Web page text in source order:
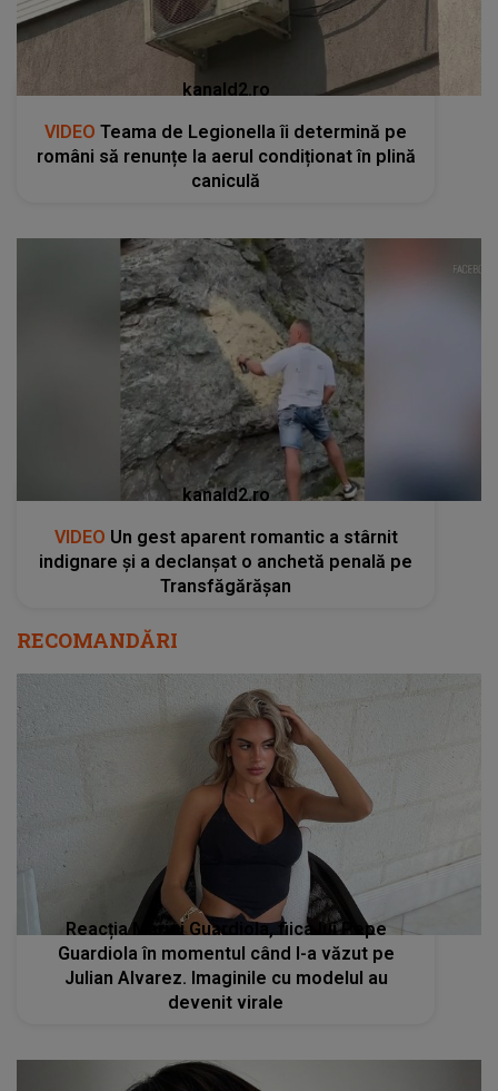
kanald2.ro
VIDEO Teama de Legionella îi determină pe
români să renunțe la aerul condiționat în plină
caniculă
kanald2.ro
VIDEO Un gest aparent romantic a stârnit
indignare și a declanșat o anchetă penală pe
Transfăgărășan
RECOMANDĂRI
Reacția Mariei Guardiola, fiica lui Pepe
Guardiola în momentul când l-a văzut pe
Julian Alvarez. Imaginile cu modelul au
devenit virale